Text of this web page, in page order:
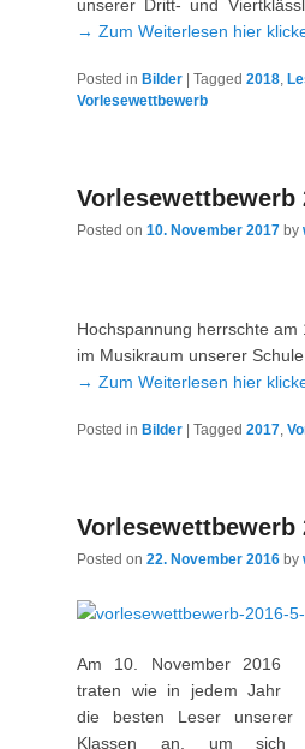
unserer Dritt- und
→ Zum Weiterlesen hier
Posted in Bilder | Tagged 2018
Vorlesewettbewerb
Vorlesewettbewerb
Posted on 10. November 2017 by
Hochspannung herrschte am
im Musikraum unserer Schule.
→ Zum Weiterlesen hier
Posted in Bilder | Tagged 2017
Vorlesewettbewerb
Posted on 22. November 2016 by
Am 10. November 2016
traten wie in jedem Jahr
die besten Leser unserer
Klassen an, um sich